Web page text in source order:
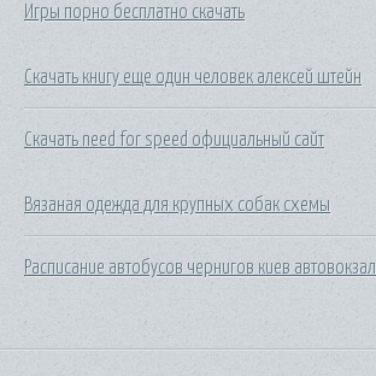
Игры порно бесплатно скачать
Скачать книгу еще один человек алексей штейн
Скачать need for speed официальный сайт
Вязаная одежда для крупных собак схемы
Расписание автобусов чернигов киев автовокзал